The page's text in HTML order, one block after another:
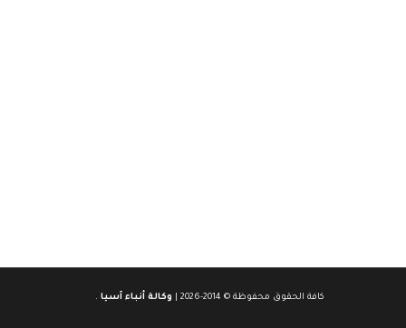
كافة الحقوق محفوظة © 2014-2026 | وكالة أنباء آسيا .